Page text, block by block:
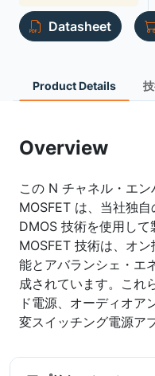
Datasheet
Product Details
Overview
この N チャネル・エ
MOSFET は、当社独
DMOS 技術を使用し
MOSFET 技術は、オ
能とアバランシェ・エ
成されています。これ
ド電源、オーディオア
変スイッチング電源ア